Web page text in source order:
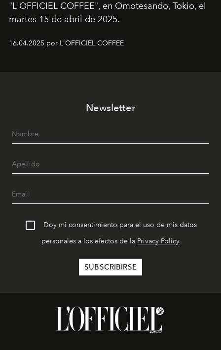
"L'OFFICIEL COFFEE", en Omotesando, Tokio, el
martes 15 de abril de 2025.
16.04.2025 por L'OFFICIEL COFFEE
Newsletter
Doy mi consentimiento para el uso de mis datos
personales a los efectos de la Privacy Policy